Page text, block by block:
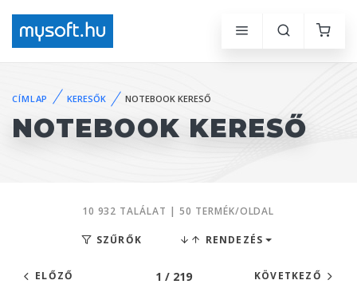
CÍMLAP KERESŐK NOTEBOOK KERESŐ
NOTEBOOK KERESŐ
10 932 TALÁLAT | 50 TERMÉK/OLDAL
SZŰRŐK RENDEZÉS
ELŐZŐ 1 / 219 KÖVETKEZŐ